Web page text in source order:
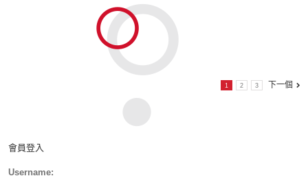
1 2 3 下一個
會員登入
Username: